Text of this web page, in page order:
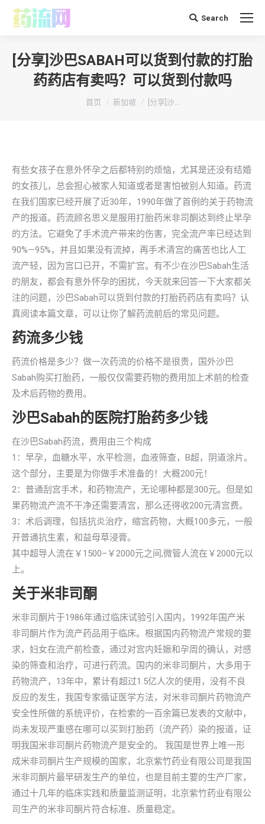
搜 Search
[分享]沙巴SABAH可以货到付款的打胎
药药店有卖吗？可以货到付款吗
你在这里：
首页 新加坡 [分享]沙…
有些女孩子在意外怀孕之后都特别的烦恼，尤其是还没有结婚
的女孩儿，总会担心被家人知道或者是害怕被别人知道。药流
在我们国家已经开展了近30年，1990年做了首例的关于药物流
产的报道。药流顾名思义是服用打胎药米非司酮达到终止早孕
的方法。它避免了手术流产带来的伤害，完全流产率已经达到
90%—95%，并且如果没有流掉，再手术清宫的痛苦也比人工
流产轻，因为宫口已开，不需扩宫。有不少在沙巴Sabah生活
的朋友，都会有意外怀孕的困扰，今天就来回答一下大家都关
注的问题，沙巴Sabah可以货到付款的打胎药药店有卖吗？认
真阅读本篇文章，可以让你了解药流前后的常见问题。
药流多少钱
药流价格是多少？做一次药流的价格不是很贵，国外沙巴
Sabah购买打胎药，一般仅仅需要药物的费用加上术前的检查
及术后药物的费用。
沙巴Sabah的医院打胎药多少钱
在沙巴Sabah药流，费用由三个构成
1：早孕，血糖水平，水平检测，血液筛查，B超，阴道涂片。
这个部分，主要是为你做手术准备的！大概200元！
2：普通刮宫手术，和药物流产，无论哪种都是300元。但是如
果药物流产流不干净还需要清宫，那么还得收200元清宫费。
3：术后调理，包括抗炎治疗，缩宫药物，大概100多元，一般
开普通抗生素，和益母草浸膏。
其中超导人流在￥1500–￥2000元之间,微管人流在￥2000元以
上。
关于米非司酮
米非司酮片于1986年通过临床试验引入国内，1992年国产米
非司酮片作为流产药品用于临床。根据国内药物流产常规的要
求，妇女在流产前检查，通过对宫内妊娠和孕周的确认，对感
染的筛查和治疗，可进行药流。国内的米非司酮片，大多用于
药物流产，13年中，累计有超过1.5亿人次的使用，没有不良
反应的发生，我国专家循证医学方法，对米非司酮片药物流产
安全性所做的系统评价，在检索的一百余篇已发表的文献中，
尚未发现严重感在哪可以买到打胎药（流产药）染的报道，证
明我国米非司酮片药物流产是安全的。 我国是世界上唯一形
成米非司酮片生产规模的国家，北京紫竹药业有限公司是我国
米非司酮片最早研发生产的单位，也是目前主要的生产厂家，
通过十几年的临床实践和质量监测证明，北京紫竹药业有限公
司生产的米非司酮片符合标准、质量稳定。